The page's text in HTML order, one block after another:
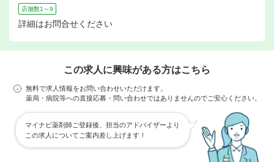
店舗数1～9
詳細はお問合せください
この求人に興味がある方はこちら
無料で求人情報をお問い合わせいただけます。
薬局・病院等への直接応募・問い合わせではありませんのでご安心ください。
マイナビ薬剤師ご登録後、担当のアドバイザーより
この求人についてご案内差し上げます！